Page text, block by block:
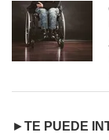
►TE PUEDE